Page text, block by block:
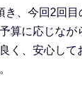
き、今回2回
算に応じなが
く、安心して